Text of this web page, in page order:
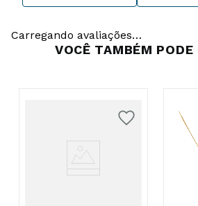
Carregando avaliações…
VOCÊ TAMBÉM PODE